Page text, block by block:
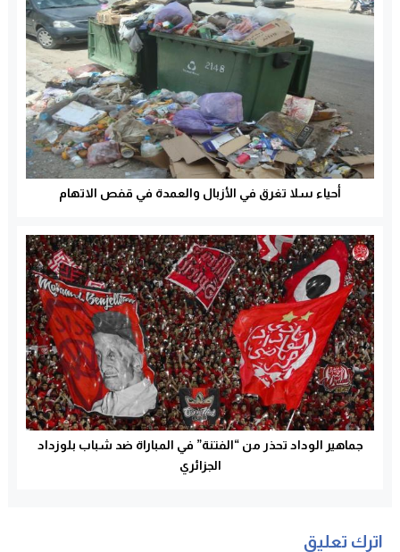
أحياء سلا تغرق في الأزبال والعمدة في قفص الاتهام
جماهير الوداد تحذر من “الفتنة” في المباراة ضد شباب بلوزداد
الجزائري
اترك تعليق